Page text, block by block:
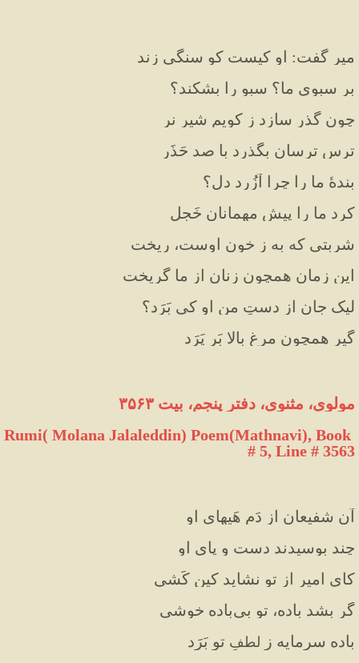
میر گفت: او کیست کو سنگی زند
بر سبوی ما؟ سبو را بشکند؟
چون گذر سازد ز کویم شیرِ نر
ترس ترسان بگذرد با صد حَذَر
بندهٔ ما را چرا آزُرد دل؟
کرد ما را پیشِ مهمانان خَجِل
شربتی که بِه ز خونِ اوست، ریخت
این زمان همچون زنان از ما گریخت
لیک جان از دستِ من او کی بَرَد؟
گیر همچون مرغ بالا بَر پَرَد
مولوی، مثنوی، دفتر پنجم، بیت ۳۵۶۳
Rumi( Molana Jalaleddin) Poem(Mathnavi), Book
# 5, Line # 3563
آن شفیعان از دَمِ هَیهای او
چند بوسیدند دست و پای او
کای امیر از تو نشاید کین کَشی
گر بشد باده، تو بی‌باده خوشی
باده سرمایه ز لطفِ تو بَرَد